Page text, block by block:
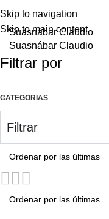
Skip to navigation
Skip to main content
Suasnábar Claudio
Suasnábar Claudio
Filtrar por
CATEGORIAS
Filtrar